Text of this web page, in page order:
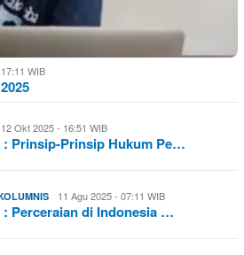
WIB
12 Okt 2025 - 16:51 WIB
: Prinsip-Prinsip Hukum Pe…
11 Agu 2025 - 07:11 WIB
Perceraian di Indonesia …